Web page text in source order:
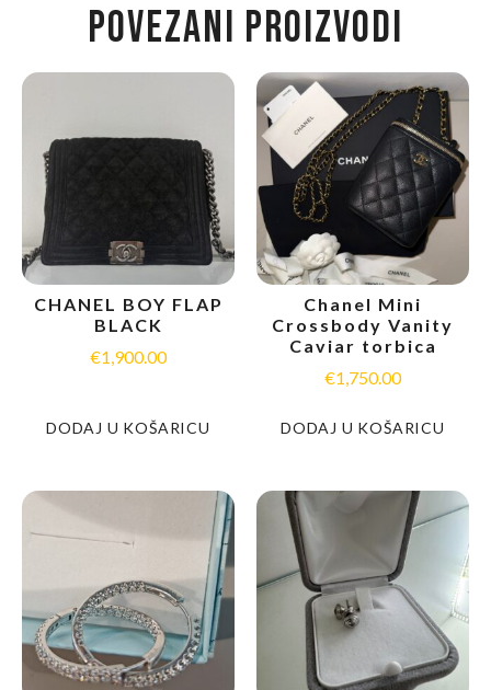
POVEZANI PROIZVODI
CHANEL BOY FLAP
BLACK
€1,900.00
DODAJ U KOŠARICU
Chanel Mini
Crossbody Vanity
Caviar torbica
€1,750.00
DODAJ U KOŠARICU